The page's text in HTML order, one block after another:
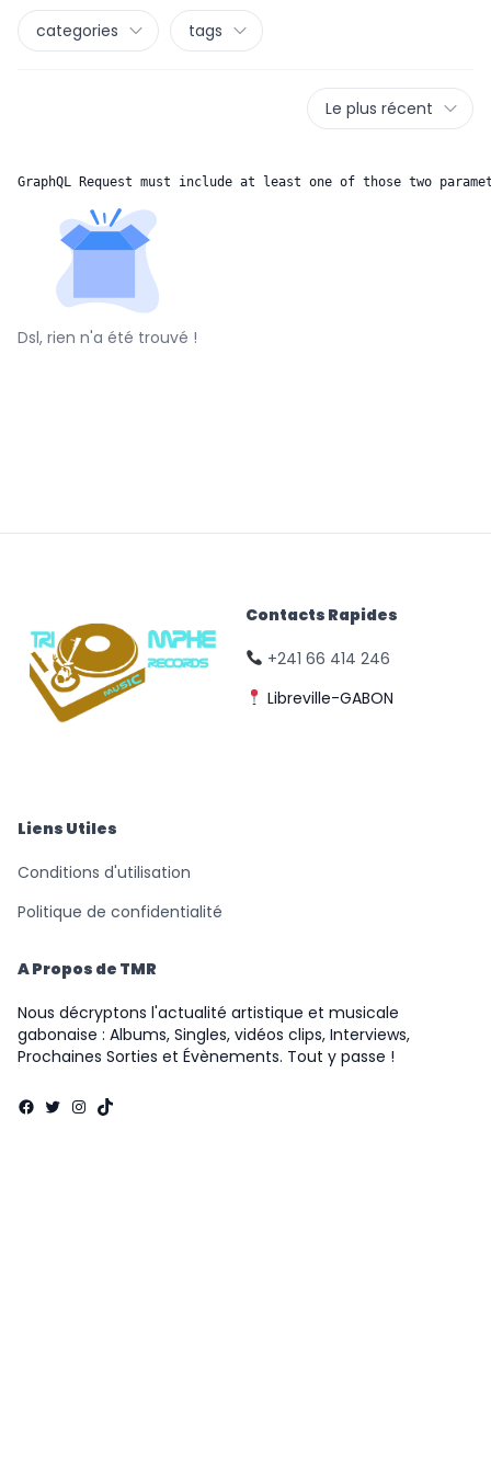
categories tags
Le plus récent
GraphQL Request must include at least one of those two
Dsl, rien n'a été trouvé !
Contacts Rapides
+241 66 414 246
Libreville-GABON
Liens Utiles
Conditions d'utilisation
Politique de confidentialité
A Propos de TMR
Nous décryptons l'actualité artistique et musicale
gabonaise : Albums, Singles, vidéos clips, Interviews,
Prochaines Sorties et Évènements. Tout y passe !
Facebook
Twitter
Instagram
TikTok